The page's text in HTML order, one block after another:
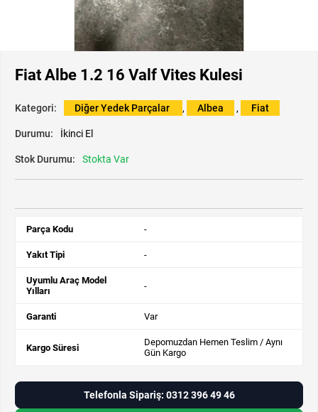
Fiat Albe 1.2 16 Valf Vites Kulesi
Kategori: Diğer Yedek Parçalar , Albea , Fiat
Durumu: İkinci El
Stok Durumu: Stokta Var
Parça Kodu -
Yakıt Tipi -
Uyumlu Araç Model
Yılları
-
Garanti Var
Kargo Süresi
Depomuzdan Hemen Teslim / Aynı
Gün Kargo
Telefonla Sipariş: 0312 396 49 46